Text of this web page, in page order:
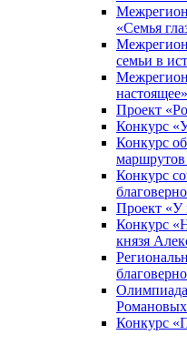
«Семья
семьи в
настоящее»
Проект
Конкурс
Конкурс
Конкурс
Проект «У
Конкурс
князя
Конкурс